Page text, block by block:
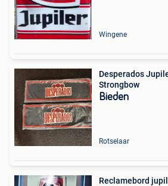
Wingene
Desperados
Strongbow
Bieden
Rotselaar